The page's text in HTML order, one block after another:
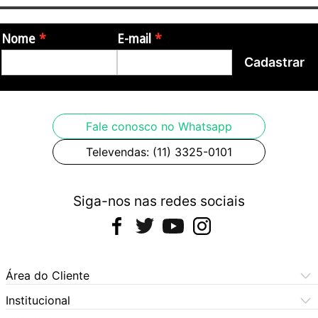
Nome E-mail
Cadastrar
Fale conosco no Whatsapp
Televendas: (11) 3325-0101
Siga-nos nas redes sociais
Área do Cliente
Meus Pedidos
Meus Dados
Institucional